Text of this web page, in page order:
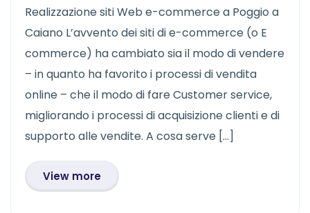
Realizzazione siti Web e-commerce a Poggio a
Caiano L’avvento dei siti di e-commerce (o E
commerce) ha cambiato sia il modo di vendere
– in quanto ha favorito i processi di vendita
online – che il modo di fare Customer service,
migliorando i processi di acquisizione clienti e di
supporto alle vendite. A cosa serve […]
View more